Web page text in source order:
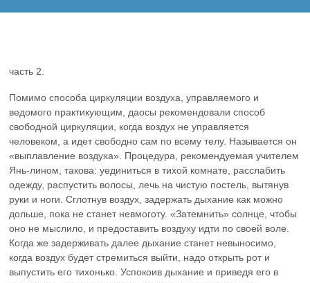
часть 2.
Помимо способа циркуляции воздуха, управляемого и ведомого практикующим, даосы рекомендовали способ свободной циркуляции, когда воздух не управляется человеком, а идет свободно сам по всему телу. Называется он «выплавление воздуха». Процедура, рекомендуемая учителем Янь-лином, такова: уединиться в тихой комнате, расслабить одежду, распустить волосы, лечь на чистую постель, вытянув руки и ноги. Сглотнув воздух, задержать дыхание как можно дольше, пока не станет невмоготу. «Затемнить» солнце, чтобы оно не мыслило, и предоставить воздуху идти по своей воле. Когда же задерживать далее дыхание станет невыносимо, когда воздух будет стремиться выйти, надо открыть рот и выпустить его тихонько. Успокоив дыхание и приведя его в гармонию, следует снова приступать к «выплавлению воздуха». Заниматься этим ежедневно нельзя, лишь через интервалы в пять-десять дней. Согласно рекомендациям, содержащимся в даосских сочинениях VIII- IX вв., «эмбриональное дыхание» можно практиковать само по себе, но чаще оно является необходимой предпосылкой к «выплавлению» и ведению воздуха. Весь этот комплекс называется «употреблением воздуха». Все рецепты «употребления воздуха» предлагали вначале сделать ряд гимнастических упражнений, дабы «расслабить тело». Затем следовало сесть прямо и сделать три вдоха. Успокоить мысли и отвлечься от тела, успокоить дыхание. Затем тихо и легко выдохнуть нечистый воздух через рот и вдохнуть носом чистый. Повторить это шесть-семь раз. Таков порядок «приведения воздуха в гармонию». Когда гармония воздуха достигнута, а рот и нос «закрыты и пусты», надо наполнить рот воздухом, а затем «бить в небесный барабан» не менее 15 раз. После этого сглотнуть воздух, как глотают воду и сосредоточить внимание на воздухе, который проходит в «океан воздуха», где он и остается на длительное время. Через определенный промежуток времени процедуру сглатывания надо повторить и так до тех пор, пока не «наполнится живот». «Наполнив живот» и «освободив сердце» от суетных мыслей, следовало закрыть рот, массировать живот руками, чтобы заставить воздух циркулировать и проникнуть в нос. При этом нельзя сильно дышать, дабы не нарушить гармонии воздуха. После этого следует лечь в постель, вытянуть руки и ноги, несколько их расставив. Дышать носом, внимание сосредоточить на дыхании, заставляя воздух циркулировать по всему телу. Эта процедура называется «заставить воздух циркулировать». При этом предписывалось интенсивно двигать пальцами рук и ног, а также «костями и суставами» до тех пор, пока не прошибет пот. Эта процедура называется «проникновение воздуха». Процедуре дыхания сопутствовал целый ряд предписаний, которые слыли секретными, таинственными, и передавались изустно от учителя к ученику. В даосских сочинениях до периода Тан ничего не говорилось о внутреннем воздухе, речь шла лишь о внешнем воздухе. Как отмечают авторы, исследовавшие эту проблему, схема циркуляции воздуха в сочинениях до танских и после танских в основных чертах не различалась [25, c.231]. Внешний воздух — тот, что вдыхают носом и который затем опускается в почки и проходит все пять внутренних органов и шесть вместилищ: «из длинной долины (т.е. носа) в темную область (т.е. почки) воздух проходит по пригородам и округам (т.е. по внутренним органам)». В известном сочинении Гэ Хуна «Баопу-цзы» (начало IV в.) говорится, что практикуя циркуляцию воздуха, следует вдыхать носом и затем закрывать, запирать воздух, удерживая его в течение 120 ударов сердца, после чего осторожно выдыхать ртом. Вдох и выдох следует производить бесшумно и без напряжения, так, чтобы перо, помещенное перед носом или ртом, не шевелилось. При этом необходимо вдыхать большое количество воздуха, а выдыхать малое. По мере овладения этой практикой следовало увеличить интервал между вдохом и выдохом до тысячи ударов сердца, что должно было, по мнению автора, привести к омоложению старых. «Хуан тин цзин» («Книга желтого двора», III в.) — один из наиболее ранних трактатов о поисках бессмертия. Семисложными стихами, в эзотерических терминах в нем последовательно и довольно подробно описаны способы достижения бессмертия: циркуляция воздуха, возвращение семени, увеличение его, питание и т.д. Согласно описаниям «Хуан тин цзина», воздух следовало вдохнуть носом («печкой»), провести через ворота, ключ от которых хранится у духов селезенки. Преодолев этот сложный барьер, воздух вели к нижнему «полю киновари», где воздух встречался с семенем, смешивался и сублимировался в процессе плавления. В это время рот должен быть наполнен слюной. «Выплавленные» воздух и семя проводят из нижнего «поля киновари» в верхнее «поле киновари», находящееся в голове. Это «возвращение семени» (ниже мы подробнее остановимся на этой практике). Если же не практикуют этот процесс, то делают выдох ртом. Вот пример описания: «Вдыхая и выдыхая через определенные интервалы через печку, вводят воздух в «поле киновари». В это время чистая вода (т.е. слюна) Яшмового озера (т.е. рта) омывает священный корень (язык)» [25, c.241]. Большое внимание даосы уделяли выдоху. Этой технике они придавали серьезное значение еще в глубокой древности. Множество наименований способов выдоха встречается у Чжуан-цзы. Однако тщательно техника выдоха была разработана в период Тан и Сун. При одном способе вдоха было известно шесть способов выдоха: чи, хэ, ху, сюй, чуй, си. Эти выдохи, по представлениям даосских учителей, соотносились каждый с определенным органом и употреблялись для лечения болезней, причина которых коренилась в этих органах. Так, считалось, что выдох чи влияет на легкие, лечит и укрепляет их, снимает усталость, избавляет от истощения, лечит болезни кожи, различные воспалительные процессы, эффективен при сильном холоде или большой жаре. Выдох хэ влияет на сердце. Практикуя его, стремились избавиться от головных болей, сухости во рту, сильного жара. Выдох ху, будучи связан с селезенкой, считался полезным при желудочных заболеваниях, лихорадке, высокой температуре. Выдох сюй влияет на функцию печени и считается эффективным при лечении болезней глаз и меланхолии. Выдох чуй связан с почками, полезен при ознобе, холоде, импотенции. Выдох си контролирует «трех плавильщиков» (сань цзяо — разъяснения об этом специальном органе человеческого тела были даны в трактате конца первого тысячелетия до нашей эры «Наньцзин», подробнее см. Д.А.Дубровин «Трудные вопросы классической китайской медицины», CПб, 1990), улучшает их деятельность, полезен при лечении ревматизма. Поскольку считалось, что сердце управляет всеми органами, можно было обходиться одним выдохом хэ, который соотносился с сердцем. Как же следовало выдыхать согласно этим шести способам? Сведения о технике выдоха очень скудны. Вот некоторые описания. Выдох сюй делается широко открытым ртом, воздух выпускается постепенно, тихо, рука перед ртом ощущает тепло. Выдох чуй выполняется сжатым ртом, воздух выпускается быстро, с напряжением, рука перед ртом ощущает сильную струю холодного воздуха [25, c.250]. Делая тот или иной выдох, следует произносить звук, соответствующий наименованию выполняемого выдоха, т.е. чи, хэ, ху, чуй, сюй, си. Выдох хэ делается, в частности, так: сложить слегка губы, беззвучно произнести «хэ», выдыхая через рот нечистый воздух сердца. Затем закрыть рот и вдохнуть носом свежий воздух, мысленно направляя его к сердцу. Выдох должен быть коротким, а вдох продолжительным. Упражнение повторить шесть раз [22, c.209]. Даосские наставники рекомендовали практиковать определенный способ выдоха не только для лечения болезней, но и для их профилактики, для укрепления здоровья, для защиты от жары или холода. Так, по утрам надлежало делать выдох сюй, после еды — выдох хэ, после вина — тоже выдох хэ, при жаре — выдох ху, когда холодно — выдох чуй. В даосских трактатах разных периодов можно встретить множество предписаний относительного того, в какое время и в каком месте следует заниматься дыхательными упражнениями. Наиболее общие указания сводятся к следующему: надо освободиться от суетных мыслей, совершить омовение, привести себя в порядок, расслабить или расстегнуть одежду, уединиться в тихом помещении, чистом и не загроможденным вещами, зажечь благовония, почитать священные книги и помолиться божествам. Перед поглощением воздуха следует «бить в небесный барабан» 36 раз, затем сделать два-три продолжительных выдоха. После этого можно приступать непосредственно к поглощению воздуха. Дыхательные упражнения обычно сопровождаются практикой поглощения слюны. В конце династии Тан доктрина «эмбрионального дыхания» утратила свое доминирующее влияние среди практиков даосизма. Распространение получила теория внутреннего дыхания, циркуляции воздуха в «полях киновари». Для лечения болезней рекомендовался способ задержания дыхания, или «запирания воздуха» на вдохе. Для питания внутренних органов рекомендовался способ «пяти ростков»: произнести молитву, поворачиваясь по странам света и поглощая воздух определенное число раз: три раза, обратившись на юг, для питания сердца; пять раз, обратившись на север, для питания почек; семь раз, обратившись на запад, для питания легких; девять раз, обратившись на восток, для питания печени; для питания селезенки (центра) поглощают воздух двенадцать раз. Эта процедура называется «поглощение воздуха три, пять, семь, девять (раз)». Одной из разновидностей дыхательных упражнений была практика «поглощения солнечных лучей», дополнявшая процедуру «поглощения дыхания солнца и образа солнца». Рано утром надлежало сесть или стать лицом к солнцу, сосредоточиться и «поглощать солнечное дыхание» 45 раз, затем 9 раз сглотнуть слюну и 9 раз постучать зубами. Процедура «поглощения образа солнца» заключалась в следующем: утром надлежало повернуться на восток, держа в руке лист зеленой бумаги, на которой киноварью выведен иероглиф «солнце» ( Н )* внутри квадрата. На этом образе следовало сосредоточиться, затем сглотнуть его, после чего надлежало 9 раз сглотнуть слюну и 9 раз постучать зубами, удерживая образ солнца в сердце. Далее, дополнительно к этому, можно практиковать метод поглощ